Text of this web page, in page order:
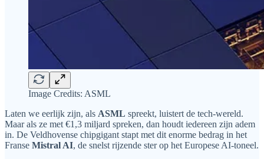
Image Credits: ASML
Laten we eerlijk zijn, als ASML spreekt, luistert de tech-wereld.
Maar als ze met €1,3 miljard spreken, dan houdt iedereen zijn adem
in. De Veldhovense chipgigant stapt met dit enorme bedrag in het
Franse Mistral AI, de snelst rijzende ster op het Europese AI-toneel.